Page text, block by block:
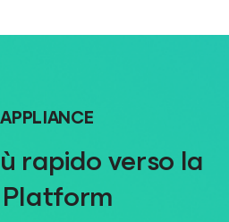
rapido verso la